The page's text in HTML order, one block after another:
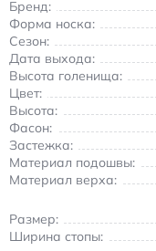
Особенности:
Антискользящая
сцепления
Износостойкие
Система
комфорта при
Круглый носок и
Эти кроссовки
эргономичная форма
гардеробе.
Бренд:
Форма носка:
Сезон:
Дата выхода:
Высота голенища:
Цвет:
Высота:
Фасон:
Застежка:
Материал подошвы:
Материал верха:
Размер:
Ширина стопы: